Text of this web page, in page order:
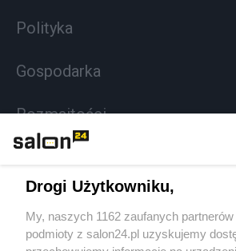
Polityka
Gospodarka
Rozmaitości
Sport
Społeczeństwo
Drogi Użytkowniku,
My, naszych 1162 zaufanych
podmioty z salon24.pl uzyskujemy